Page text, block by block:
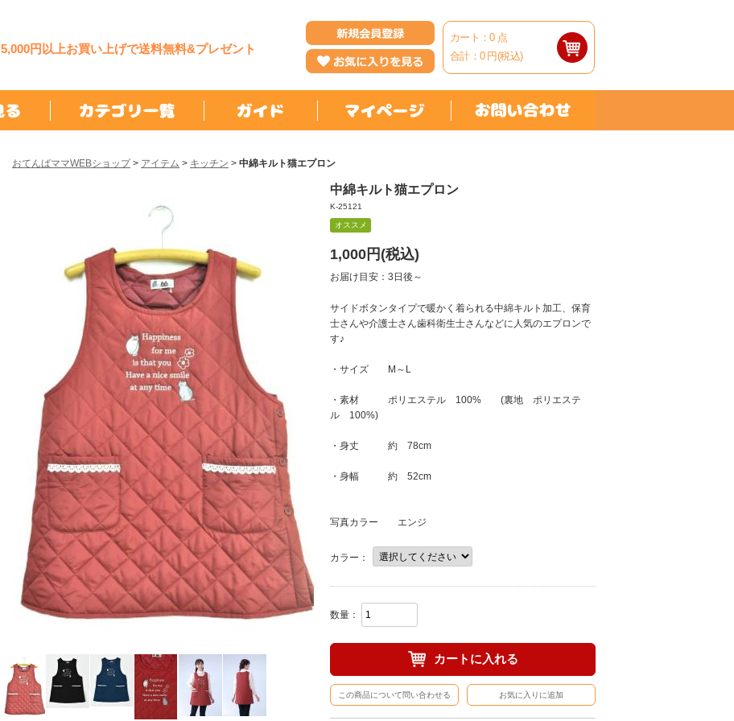
5,000円以上お買い上げで送料無料&プレゼント
カート：0 点
合計：0 円(税込)
おてんばママWEBショップ> アイテム > キッチン > 中綿キルト猫エプロン
中綿キルト猫エプロン
K-25121
オススメ
1,000円(税込)
お届け目安：3日後～
サイドボタンタイプで暖かく着られる中綿キルト加工、保育
士さんや介護士さん歯科衛生士さんなどに人気のエプロンで
す♪
・サイズ M～L
・素材 ポリエステル 100% (裏地 ポリエステ
ル 100%)
・身丈 約 78cm
・身幅 約 52cm
写真カラー エンジ
カラー：
数量：
カートに入れる
この商品について問い合わせる お気に入りに追加